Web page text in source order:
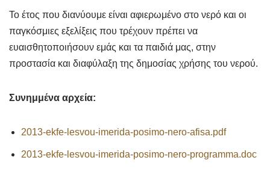
Το έτος που διανύουμε είναι αφιερωμένο στο νερό και οι
παγκόσμιες εξελίξεις που τρέχουν πρέπει να
ευαισθητοποιήσουν εμάς και τα παιδιά μας, στην
προστασία και διαφύλαξη της δημοσίας χρήσης του νερού.
Συνημμένα αρχεία:
2013-ekfe-lesvou-imerida-posimo-nero-afisa.pdf
2013-ekfe-lesvou-imerida-posimo-nero-programma.doc